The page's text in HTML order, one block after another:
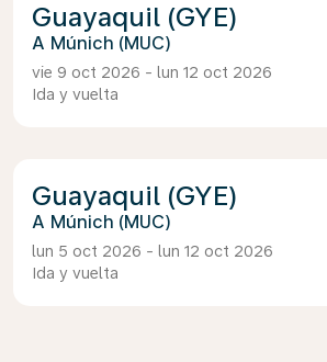
Guayaquil (GYE)
Múnich (MUC)
vie 9 oct 2026 - lun 12 oct 2026
Ida y vuelta
Guayaquil (GYE)
Múnich (MUC)
lun 5 oct 2026 - lun 12 oct 2026
Ida y vuelta